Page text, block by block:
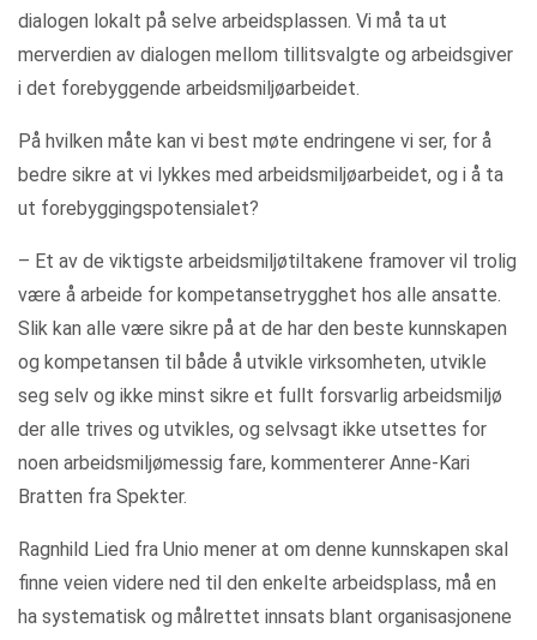
dialogen lokalt på selve arbeidsplassen. Vi må ta ut
merverdien av dialogen mellom tillitsvalgte og arbeidsgiver
i det forebyggende arbeidsmiljøarbeidet.
På hvilken måte kan vi best møte endringene vi ser, for å
bedre sikre at vi lykkes med arbeidsmiljøarbeidet, og i å ta
ut forebyggingspotensialet?
– Et av de viktigste arbeidsmiljøtiltakene framover vil trolig
være å arbeide for kompetansetrygghet hos alle ansatte.
Slik kan alle være sikre på at de har den beste kunnskapen
og kompetansen til både å utvikle virksomheten, utvikle
seg selv og ikke minst sikre et fullt forsvarlig arbeidsmiljø
der alle trives og utvikles, og selvsagt ikke utsettes for
noen arbeidsmiljømessig fare, kommenterer Anne-Kari
Bratten fra Spekter.
Ragnhild Lied fra Unio mener at om denne kunnskapen skal
finne veien videre ned til den enkelte arbeidsplass, må en
ha systematisk og målrettet innsats blant organisasjonene